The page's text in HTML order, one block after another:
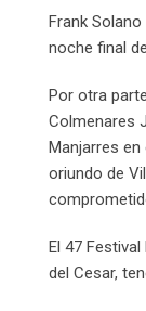
Frank
noche final
Por otra
Colmenares
Manjarres
oriundo de
El 47
del Cesar,